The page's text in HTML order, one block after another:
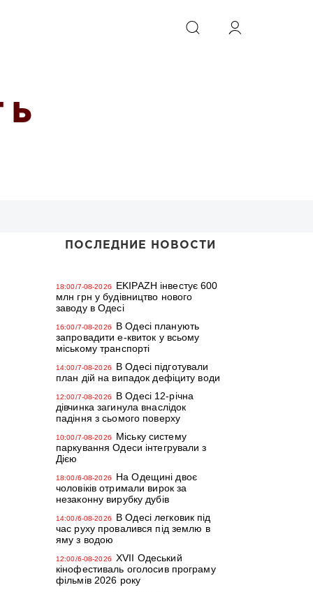
ИСКАТЬ
Ь
ПОСЛЕДНИЕ НОВОСТИ
18:00/7-08-2026
EKIPAZH інвестує 600
млн грн у будівництво нового
заводу в Одесі
16:00/7-08-2026
В Одесі планують
запровадити е-квиток у всьому
міському транспорті
14:00/7-08-2026
В Одесі підготували
план дій на випадок дефіциту води
12:00/7-08-2026
В Одесі 12-річна
дівчинка загинула внаслідок
падіння з сьомого поверху
10:00/7-08-2026
Міську систему
паркування Одеси інтегрували з
Дією
18:00/6-08-2026
На Одещині двоє
чоловіків отримали вирок за
незаконну вирубку дубів
14:00/6-08-2026
В Одесі легковик під
час руху провалився під землю в
яму з водою
12:00/6-08-2026
XVII Одеський
кінофестиваль оголосив програму
фільмів 2026 року